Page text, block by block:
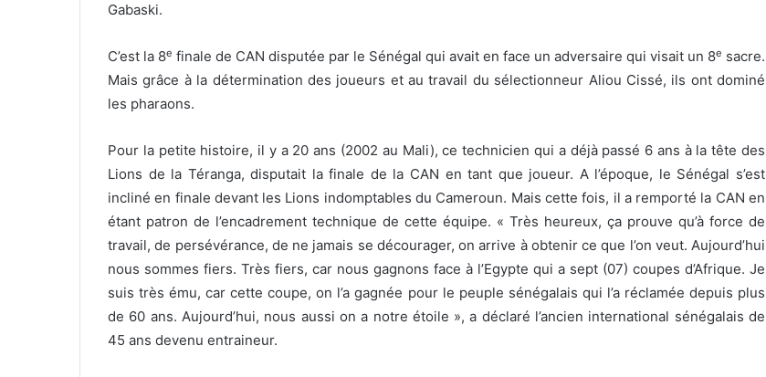
Gabaski.
C’est la 8e finale de CAN disputée par le Sénégal qui avait en face un adversaire qui visait un 8e sacre.
Mais grâce à la détermination des joueurs et au travail du sélectionneur Aliou Cissé, ils ont dominé
les pharaons.
Pour la petite histoire, il y a 20 ans (2002 au Mali), ce technicien qui a déjà passé 6 ans à la tête des
Lions de la Téranga, disputait la finale de la CAN en tant que joueur. A l’époque, le Sénégal s’est
incliné en finale devant les Lions indomptables du Cameroun. Mais cette fois, il a remporté la CAN en
étant patron de l’encadrement technique de cette équipe. « Très heureux, ça prouve qu’à force de
travail, de persévérance, de ne jamais se décourager, on arrive à obtenir ce que l’on veut. Aujourd’hui
nous sommes fiers. Très fiers, car nous gagnons face à l’Egypte qui a sept (07) coupes d’Afrique. Je
suis très ému, car cette coupe, on l’a gagnée pour le peuple sénégalais qui l’a réclamée depuis plus
de 60 ans. Aujourd’hui, nous aussi on a notre étoile », a déclaré l’ancien international sénégalais de
45 ans devenu entraineur.